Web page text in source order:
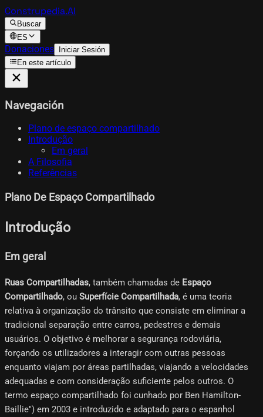
Construpedia.AI
Buscar
ES
Donaciones Iniciar Sesión
En este artículo
Navegación
Plano de espaço compartilhado
Introdução
Em geral
A Filosofia
Referências
Plano De Espaço Compartilhado
Introdução
Em geral
Ruas Compartilhadas, também chamadas de Espaço
Compartilhado, ou Superfície Compartilhada, é uma teoria
relativa à organização do trânsito que consiste em eliminar a
tradicional separação entre carros, pedestres e demais
usuários. O objetivo é melhorar a segurança rodoviária,
forçando os utilizadores a interagir com outras pessoas
enquanto viajam por áreas partilhadas, viajando a velocidades
adequadas e com consideração suficiente pelos outros. O
termo espaço compartilhado foi cunhado por Ben Hamilton-
Baillie") em 2003 e introduzido e adaptado para o espanhol